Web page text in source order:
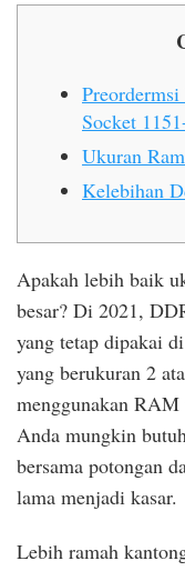
Socket
Ukuran
Kelebihan
Apakah lebih baik
besar? Di 2021,
yang tetap dipakai
yang berukuran 2
menggunakan
Anda mungkin
bersama potongan
lama menjadi kasar.
Lebih ramah